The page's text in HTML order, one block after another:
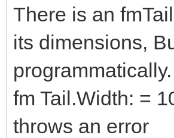
There is an
its dimensions,
fm Tail.Width: =
throws an error